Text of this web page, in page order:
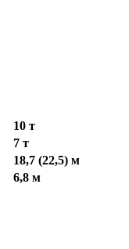
10 т
7 т
18,7 (22,5) м
6,8 м